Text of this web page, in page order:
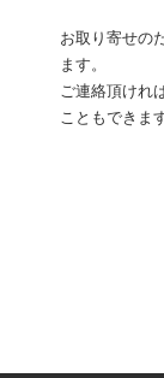
お取り寄せの
ます。
ご連絡頂けれ
こともできます